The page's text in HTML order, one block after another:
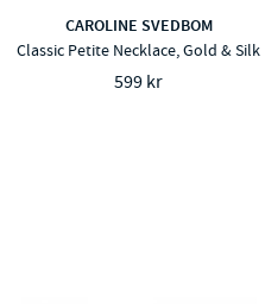
CAROLINE SVEDBOM
Classic Petite Necklace, Gold & Silk
599 kr